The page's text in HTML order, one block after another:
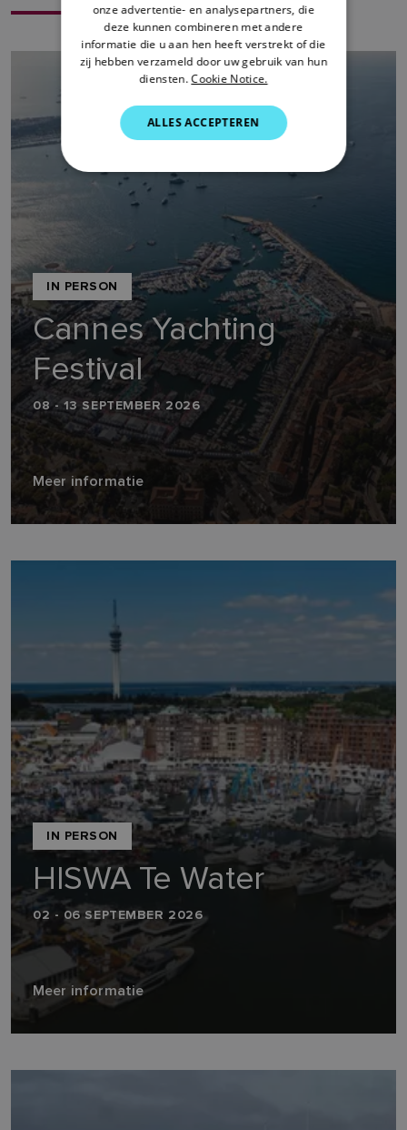
IN PERSON
08 - 13 SEPTEMBER 2026
Cannes Yachting
Festival
Meer informatie
IN PERSON
02 - 06 SEPTEMBER 2026
HISWA Te Water
Meer informatie
SWEDISH
GERMAN
DUTCH
SPANISH
FINNISH
onze advertentie- en analysepartners, die
deze kunnen combineren met andere
informatie die u aan hen heeft verstrekt of die
zij hebben verzameld door uw gebruik van hun
diensten. Cookie Notice.
ALLES ACCEPTEREN